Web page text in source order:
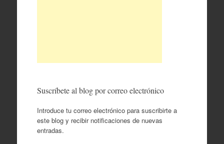
Suscríbete al blog por correo electrónico
Introduce tu correo electrónico para suscribirte a
este blog y recibir notificaciones de nuevas
entradas.